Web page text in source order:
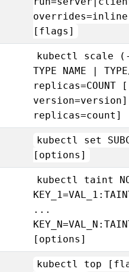
[flags]
kubectl scale (-
TYPE NAME |
kubectl set
[options]
kubectl taint
...
[options]
kubectl top